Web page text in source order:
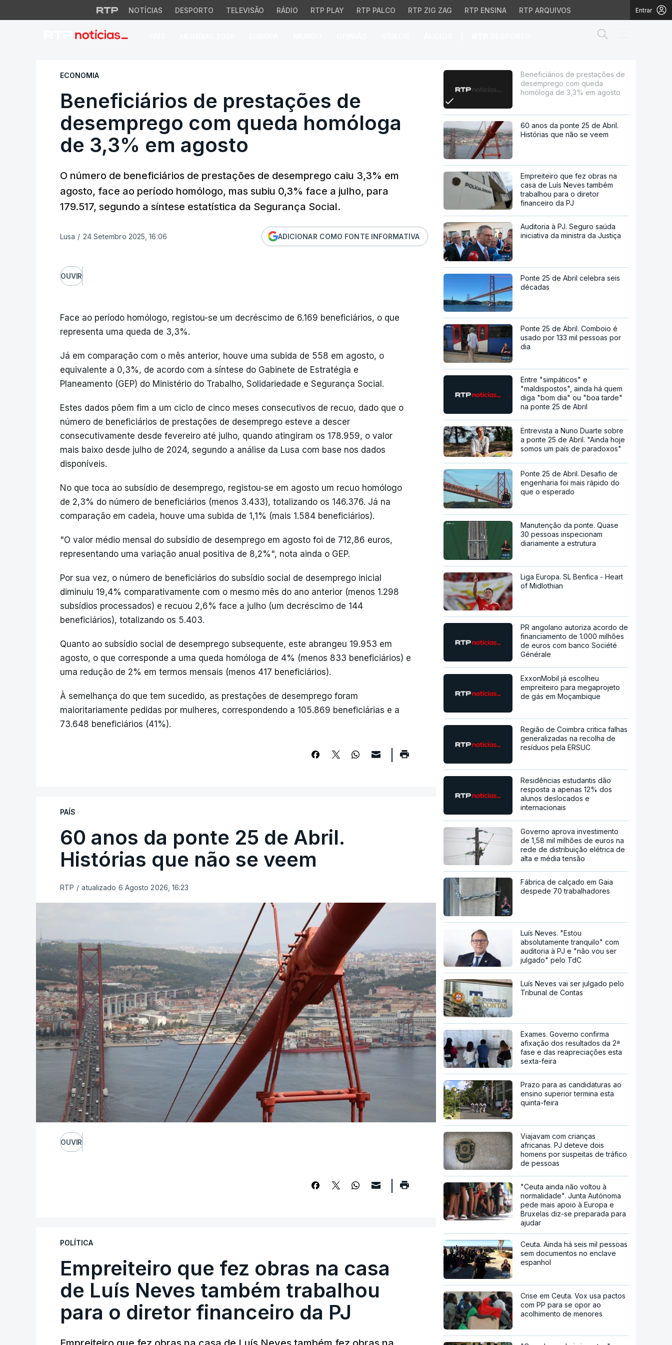
NOTÍCIAS DESPORTO TELEVISÃO RÁDIO RTP PLAY RTP PALCO RTP ZIG ZAG RTP ENSINA RTP ARQUIVOS Entrar
Beneficiários de prestações de desemprego com queda
ECONOMIA
Beneficiários de prestações de
desemprego com queda homóloga
de 3,3% em agosto
O número de beneficiários de prestações de desemprego caiu 3,3% em
agosto, face ao período homólogo, mas subiu 0,3% face a julho, para
179.517, segundo a síntese estatística da Segurança Social.
Lusa / 24 Setembro 2025, 16:06 ADICIONAR COMO FONTE INFORMATIVA
OUVIR
Face ao período homólogo, registou-se um decréscimo de 6.169 beneficiários, o que
representa uma queda de 3,3%.
Já em comparação com o mês anterior, houve uma subida de 558 em agosto, o
equivalente a 0,3%, de acordo com a síntese do Gabinete de Estratégia e
Planeamento (GEP) do Ministério do Trabalho, Solidariedade e Segurança Social.
Estes dados põem fim a um ciclo de cinco meses consecutivos de recuo, dado que o
número de beneficiários de prestações de desemprego esteve a descer
consecutivamente desde fevereiro até julho, quando atingiram os 178.959, o valor
mais baixo desde julho de 2024, segundo a análise da Lusa com base nos dados
disponíveis.
No que toca ao subsídio de desemprego, registou-se em agosto um recuo homólogo
de 2,3% do número de beneficiários (menos 3.433), totalizando os 146.376. Já na
comparação em cadeia, houve uma subida de 1,1% (mais 1.584 beneficiários).
"O valor médio mensal do subsídio de desemprego em agosto foi de 712,86 euros,
representando uma variação anual positiva de 8,2%", nota ainda o GEP.
Por sua vez, o número de beneficiários do subsídio social de desemprego inicial
diminuiu 19,4% comparativamente com o mesmo mês do ano anterior (menos 1.298
subsídios processados) e recuou 2,6% face a julho (um decréscimo de 144
beneficiários), totalizando os 5.403.
Quanto ao subsídio social de desemprego subsequente, este abrangeu 19.953 em
agosto, o que corresponde a uma queda homóloga de 4% (menos 833 beneficiários) e
uma redução de 2% em termos mensais (menos 417 beneficiários).
À semelhança do que tem sucedido, as prestações de desemprego foram
maioritariamente pedidas por mulheres, correspondendo a 105.869 beneficiárias e a
73.648 beneficiários (41%).
PAÍS
60 anos da ponte 25 de Abril.
Histórias que não se veem
RTP / atualizado 6 Agosto 2026, 16:23
OUVIR
POLÍTICA
Empreiteiro que fez obras na casa
de Luís Neves também trabalhou
para o diretor financeiro da PJ
Beneficiários de prestações de
desemprego com queda
homóloga de 3,3% em agosto
60 anos da ponte 25 de Abril.
Histórias que não se veem
Empreiteiro que fez obras na
casa de Luís Neves também
trabalhou para o diretor
financeiro da PJ
Auditoria à PJ. Seguro saúda
iniciativa da ministra da Justiça
Ponte 25 de Abril celebra seis
décadas
Ponte 25 de Abril. Comboio é
usado por 133 mil pessoas por
dia
Entre "simpáticos" e
"maldispostos", ainda há quem
diga "bom dia" ou "boa tarde"
na ponte 25 de Abril
Entrevista a Nuno Duarte sobre
a ponte 25 de Abril. "Ainda hoje
somos um país de paradoxos"
Ponte 25 de Abril. Desafio de
engenharia foi mais rápido do
que o esperado
Manutenção da ponte. Quase
30 pessoas inspecionam
diariamente a estrutura
Liga Europa. SL Benfica - Heart
of Midlothian
PR angolano autoriza acordo de
financiamento de 1.000 milhões
de euros com banco Société
Générale
ExxonMobil já escolheu
empreiteiro para megaprojeto
de gás em Moçambique
Região de Coimbra critica falhas
generalizadas na recolha de
resíduos pela ERSUC
Residências estudantis dão
resposta a apenas 12% dos
alunos deslocados e
internacionais
Governo aprova investimento
de 1,58 mil milhões de euros na
rede de distribuição elétrica de
alta e média tensão
Fábrica de calçado em Gaia
despede 70 trabalhadores
Luís Neves. "Estou
absolutamente tranquilo" com
auditoria à PJ e "não vou ser
julgado" pelo TdC
Luís Neves vai ser julgado pelo
Tribunal de Contas
Exames. Governo confirma
afixação dos resultados da 2ª
fase e das reapreciações esta
sexta-feira
Prazo para as candidaturas ao
ensino superior termina esta
quinta-feira
Viajavam com crianças
africanas. PJ deteve dois
homens por suspeitas de tráfico
de pessoas
"Ceuta ainda não voltou à
normalidade". Junta Autónoma
pede mais apoio à Europa e
Bruxelas diz-se preparada para
ajudar
Ceuta. Ainda há seis mil pessoas
sem documentos no enclave
espanhol
Crise em Ceuta. Vox usa pactos
com PP para se opor ao
acolhimento de menores